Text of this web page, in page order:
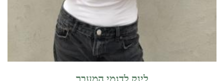
לינק לדגמי המעבר